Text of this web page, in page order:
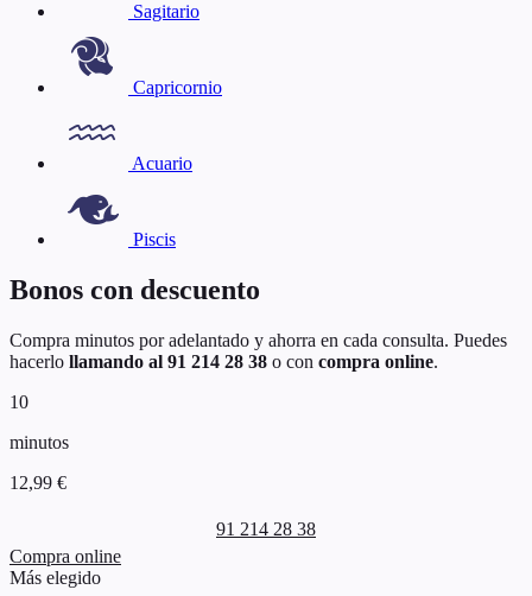
Sagitario
Capricornio
Acuario
Piscis
Bonos con descuento
Compra minutos por adelantado y ahorra en cada consulta. Puedes
hacerlo llamando al 91 214 28 38 o con compra online.
10
minutos
12,99 €
91 214 28 38
Compra online
Más elegido